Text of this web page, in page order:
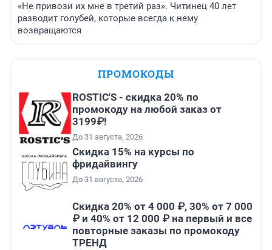
«Не привози их мне в третий раз». Читинец 40 лет
разводит голубей, которые всегда к нему
возвращаются
ПРОМОКОДЫ
ROSTIC'S - скидка 20% по
промокоду на любой заказ от
3199₽!
До 31 августа, 2026
Скидка 15% на курсы по
фридайвингу
До 31 августа, 2026
Скидка 20% от 4 000 ₽, 30% от 7 000
₽ и 40% от 12 000 ₽ на первый и все
повторные заказы по промокоду
ТРЕНД